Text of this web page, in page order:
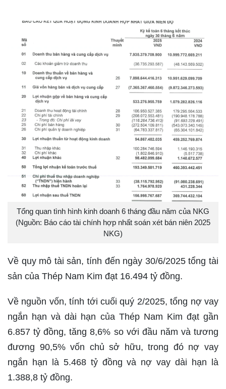
Tổng quan tình hình kinh doanh 6 tháng đầu năm của NKG
(Nguồn: Báo cáo tài chính hợp nhất soán xét bán niên 2025
NKG)
Về quy mô tài sản, tính đến ngày 30/6/2025 tổng tài
sản của Thép Nam Kim đạt 16.494 tỷ đồng.
Về nguồn vốn, tính tới cuối quý 2/2025, tổng nợ vay
ngắn hạn và dài hạn của Thép Nam Kim đạt gần
6.857 tỷ đồng, tăng 8,6% so với đầu năm và tương
đương 90,5% vốn chủ sở hữu, trong đó nợ vay
ngắn hạn là 5.468 tỷ đồng và nợ vay dài hạn là
1.388,8 tỷ đồng.